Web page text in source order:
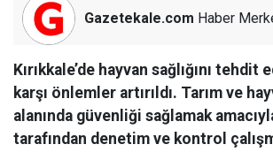
Gazetekale.com Haber
Kırıkkale’de hayvan sağlığını tehdit
karşı önlemler artırıldı. Tarım ve
alanında güvenliği sağlamak
tarafından denetim ve kontrol